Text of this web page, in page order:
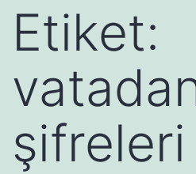
Etiket:
şifreleri